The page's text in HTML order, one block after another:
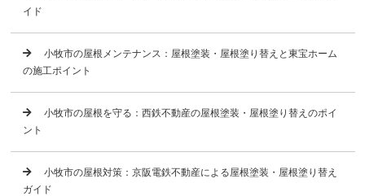
イド
小牧市の屋根メンテナンス：屋根塗装・屋根塗り替えと東宝ホーム
の施工ポイント
小牧市の屋根を守る：西鉄不動産の屋根塗装・屋根塗り替えのポイ
ント
小牧市の屋根対策：京阪電鉄不動産による屋根塗装・屋根塗り替え
ガイド